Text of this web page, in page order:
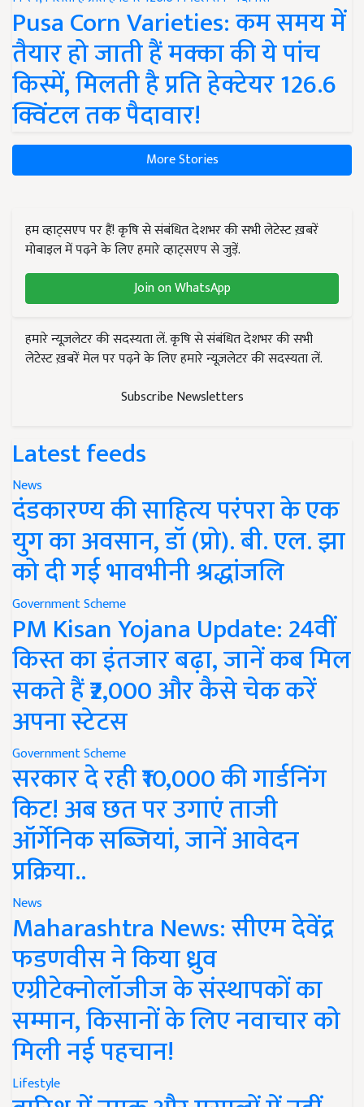
Pusa Corn Varieties: कम समय में
तैयार हो जाती हैं मक्का की ये पांच
किस्में, मिलती है प्रति हेक्टेयर 126.6
क्विंटल तक पैदावार!
More Stories
हम व्हाट्सएप पर हैं! कृषि से संबंधित देशभर की सभी लेटेस्ट ख़बरें
मोबाइल में पढ़ने के लिए हमारे व्हाट्सएप से जुड़ें.
Join on WhatsApp
हमारे न्यूज़लेटर की सदस्यता लें. कृषि से संबंधित देशभर की सभी
लेटेस्ट ख़बरें मेल पर पढ़ने के लिए हमारे न्यूज़लेटर की सदस्यता लें.
Subscribe Newsletters
Latest feeds
News
दंडकारण्य की साहित्य परंपरा के एक
युग का अवसान, डॉ (प्रो). बी. एल. झा
को दी गई भावभीनी श्रद्धांजलि
Government Scheme
PM Kisan Yojana Update: 24वीं
किस्त का इंतजार बढ़ा, जानें कब मिल
सकते हैं ₹2,000 और कैसे चेक करें
अपना स्टेटस
Government Scheme
सरकार दे रही ₹10,000 की गार्डनिंग
किट! अब छत पर उगाएं ताजी
ऑर्गेनिक सब्जियां, जानें आवेदन
प्रक्रिया..
News
Maharashtra News: सीएम देवेंद्र
फडणवीस ने किया ध्रुव
एग्रीटेक्नोलॉजीज के संस्थापकों का
सम्मान, किसानों के लिए नवाचार को
मिली नई पहचान!
Lifestyle